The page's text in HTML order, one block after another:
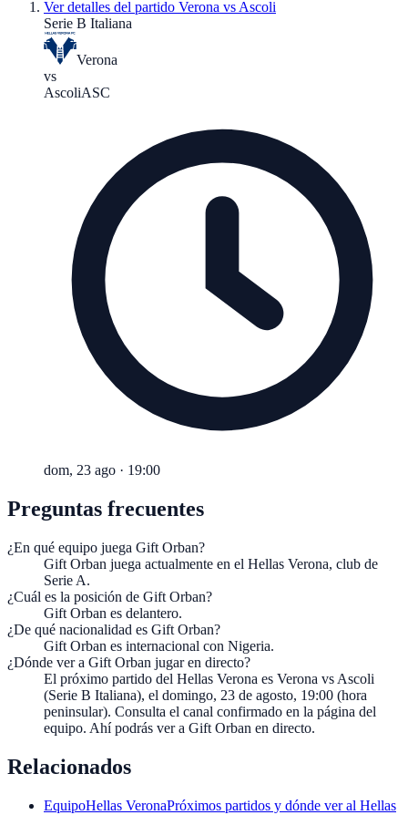
Ver detalles del partido Verona vs Ascoli
Serie B Italiana
Verona
vs
AscoliASC
dom, 23 ago · 19:00
Preguntas frecuentes
¿En qué equipo juega Gift Orban?
Gift Orban juega actualmente en el Hellas Verona, club de
Serie A.
¿Cuál es la posición de Gift Orban?
Gift Orban es delantero.
¿De qué nacionalidad es Gift Orban?
Gift Orban es internacional con Nigeria.
¿Dónde ver a Gift Orban jugar en directo?
El próximo partido del Hellas Verona es Verona vs Ascoli
(Serie B Italiana), el domingo, 23 de agosto, 19:00 (hora
peninsular). Consulta el canal confirmado en la página del
equipo. Ahí podrás ver a Gift Orban en directo.
Relacionados
EquipoHellas VeronaPróximos partidos y dónde ver al Hellas